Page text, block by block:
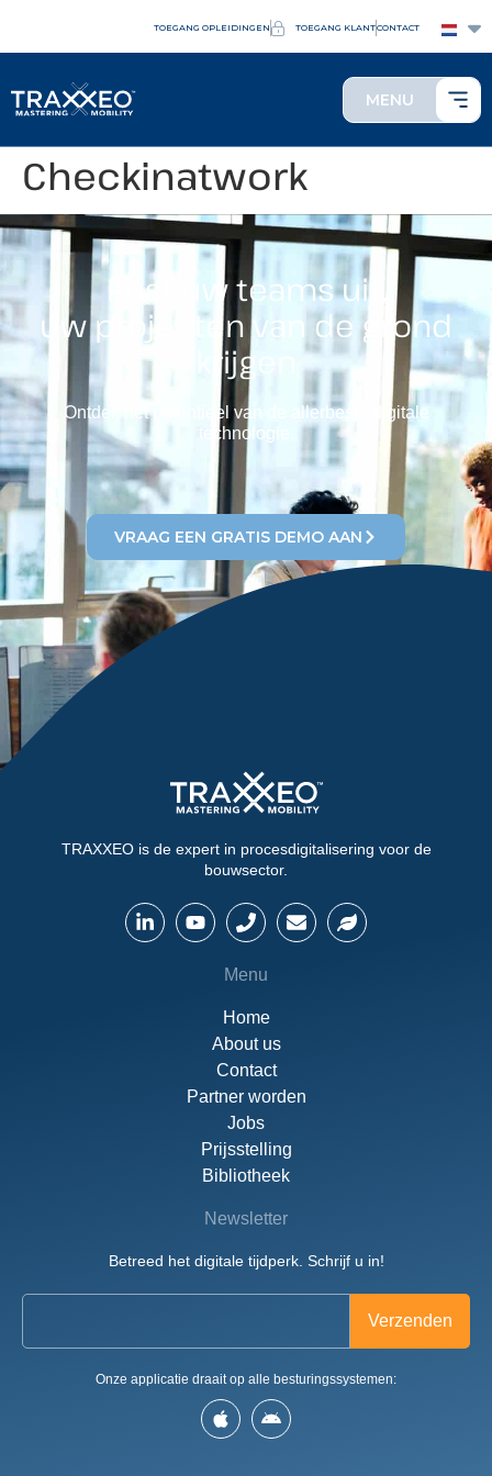
TOEGANG OPLEIDINGEN TOEGANG KLANTCONTACT
MENU
Checkinatwork
Rust uw teams uit,
uw projecten van de grond
krijgen
Ontdek het potentieel van de allerbeste digitale
technologie.
VRAAG EEN GRATIS DEMO AAN
TRAXXEO is de expert in procesdigitalisering voor de
bouwsector.
Menu
Home
About us
Contact
Partner worden
Jobs
Prijsstelling
Bibliotheek
Newsletter
Betreed het digitale tijdperk. Schrijf u in!
Onze applicatie draait op alle besturingssystemen: